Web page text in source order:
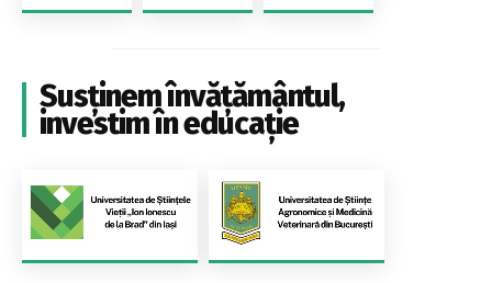
Susținem învățământul,
investim în educație